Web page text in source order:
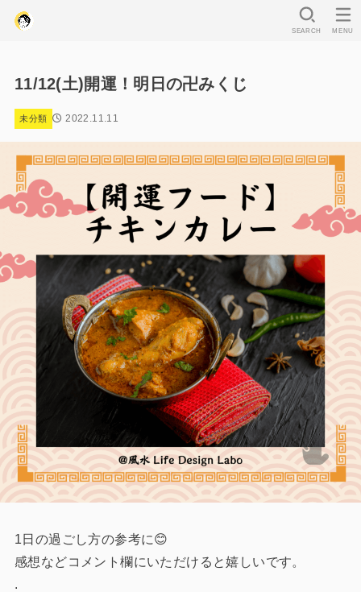
SEARCH MENU
11/12(土)開運！明日の卍みくじ
未分類 2022.11.11
1日の過ごし方の参考に😊
感想などコメント欄にいただけると嬉しいです。
.